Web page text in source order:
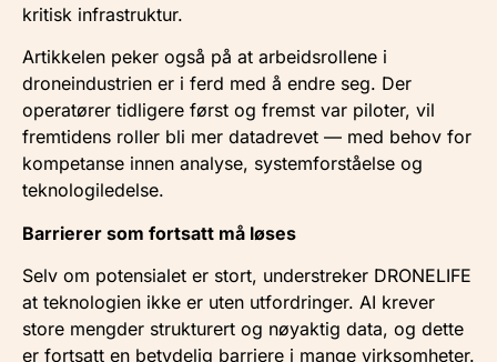
kritisk infrastruktur.
Artikkelen peker også på at arbeidsrollene i
droneindustrien er i ferd med å endre seg. Der
operatører tidligere først og fremst var piloter, vil
fremtidens roller bli mer datadrevet — med behov for
kompetanse innen analyse, systemforståelse og
teknologiledelse.
Barrierer som fortsatt må løses
Selv om potensialet er stort, understreker DRONELIFE
at teknologien ikke er uten utfordringer. AI krever
store mengder strukturert og nøyaktig data, og dette
er fortsatt en betydelig barriere i mange virksomheter.